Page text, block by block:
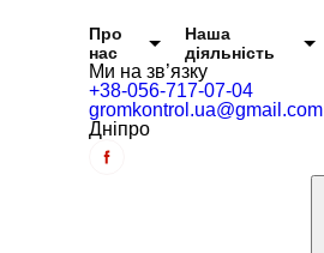
Головне меню
Про
нас
Наша
діяльність
Ми на зв’язку
+38-056-717-07-04
gromkontrol.ua@gmail.com
Дніпро